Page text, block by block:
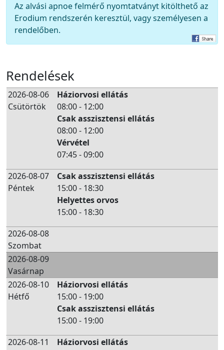
Az alvási apnoe felmérő nyomtatványt kitölthető az
Erodium rendszerén keresztül, vagy személyesen a
rendelőben.
Rendelések
2026-08-06
Csütörtök
Háziorvosi ellátás
08:00 - 12:00
Csak asszisztensi ellátás
08:00 - 12:00
Vérvétel
07:45 - 09:00
2026-08-07
Péntek
Csak asszisztensi ellátás
15:00 - 18:30
Helyettes orvos
15:00 - 18:30
2026-08-08
Szombat
2026-08-09
Vasárnap
2026-08-10
Hétfő
Háziorvosi ellátás
15:00 - 19:00
Csak asszisztensi ellátás
15:00 - 19:00
2026-08-11
Háziorvosi ellátás